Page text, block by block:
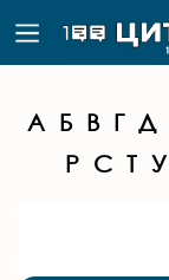
А Б В Г Д
Р С Т У